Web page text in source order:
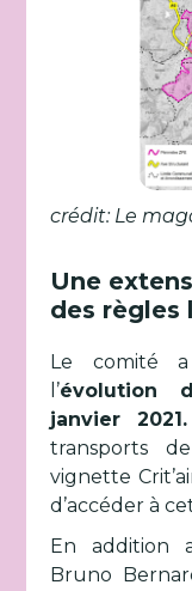
crédit: Le
Une
des règles
Le comité
l’évolution
janvier 2021.
transports
vignette
d’accéder à
En addition
Bruno